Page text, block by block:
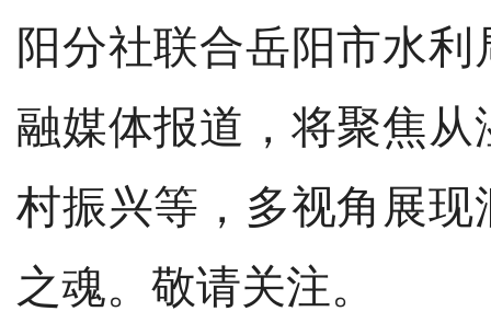
阳分社联合岳阳市水
融媒体报道，将聚焦
村振兴等，多视角展
之魂。敬请关注。